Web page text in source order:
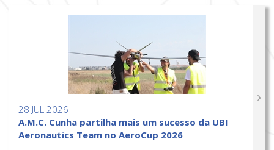
28 JUL 2026
A.M.C. Cunha partilha mais um sucesso da UBI
Aeronautics Team no AeroCup 2026